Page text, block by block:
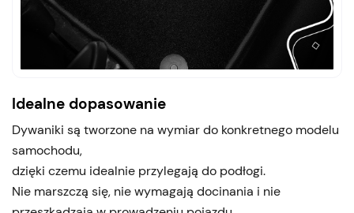
Idealne dopasowanie
Dywaniki są tworzone na wymiar do konkretnego modelu
samochodu,
dzięki czemu idealnie przylegają do podłogi.
Nie marszczą się, nie wymagają docinania i nie